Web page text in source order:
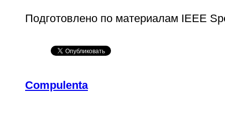
Подготовлено по материалам IEEE
Сompulenta